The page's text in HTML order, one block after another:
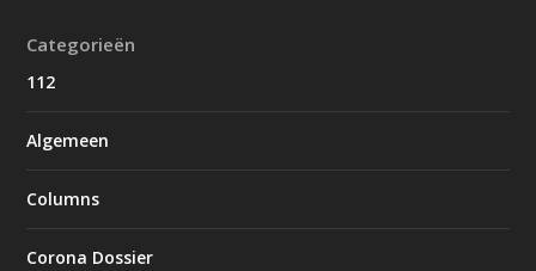
Categorieën
112
Algemeen
Columns
Corona Dossier